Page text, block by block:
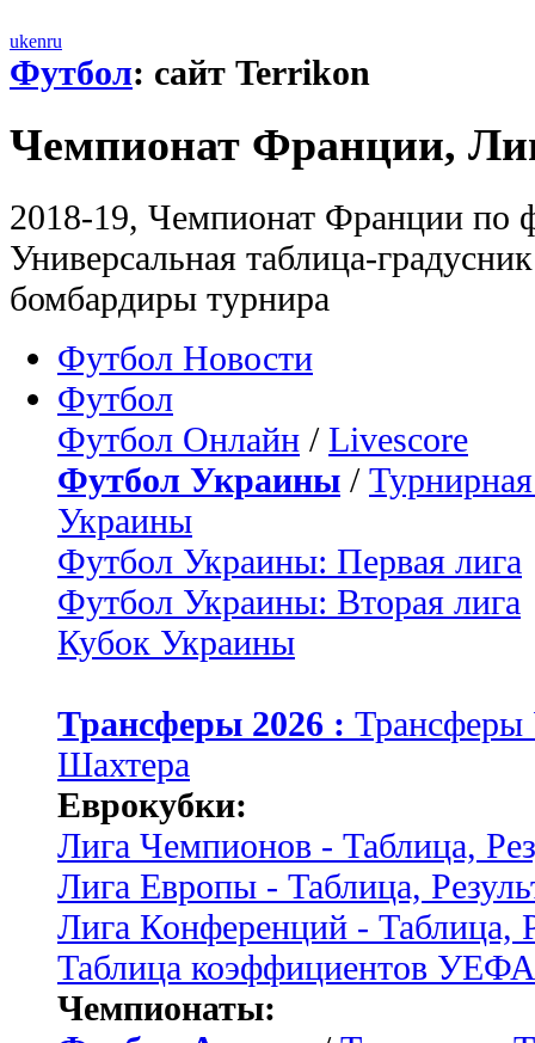
ukenru
Футбол: сайт Terrikon
Чемпионат Франции,
2018-19, Чемпионат Франции по
Универсальная таблица-
бомбардиры турнира
Футбол Новости
Футбол
Футбол Онлайн / Livescore
Футбол Украины /
Украины
Футбол Украины: Первая лига
Футбол Украины: Вторая лига
Кубок Украины
Трансферы 2026 :
Шахтера
Еврокубки:
Лига Чемпионов - Таблица,
Лига Европы - Таблица,
Лига Конференций - Таблица,
Таблица коэффициентов УЕФА
Чемпионаты: